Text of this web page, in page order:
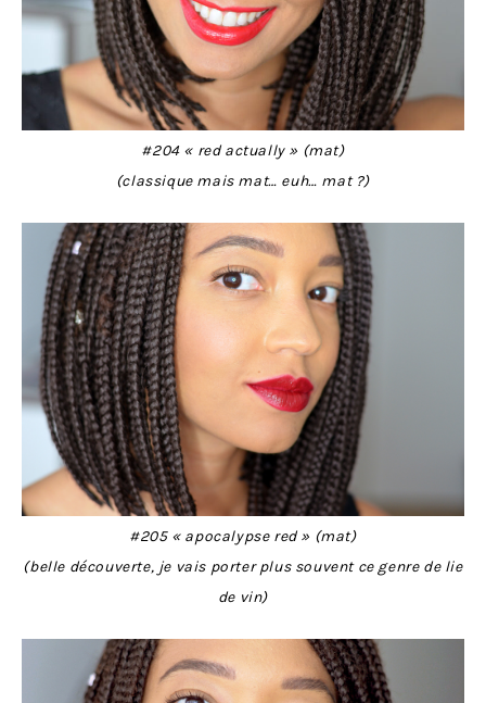
#204 « red actually » (mat)
(classique mais mat… euh… mat ?)
#205 « apocalypse red » (mat)
(belle découverte, je vais porter plus souvent ce genre de lie
de vin)